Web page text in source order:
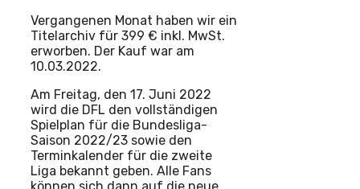
Vergangenen Monat haben wir ein
Titelarchiv für 399 € inkl. MwSt.
erworben. Der Kauf war am
10.03.2022.
Am Freitag, den 17. Juni 2022
wird die DFL den vollständigen
Spielplan für die Bundesliga-
Saison 2022/23 sowie den
Terminkalender für die zweite
Liga bekannt geben. Alle Fans